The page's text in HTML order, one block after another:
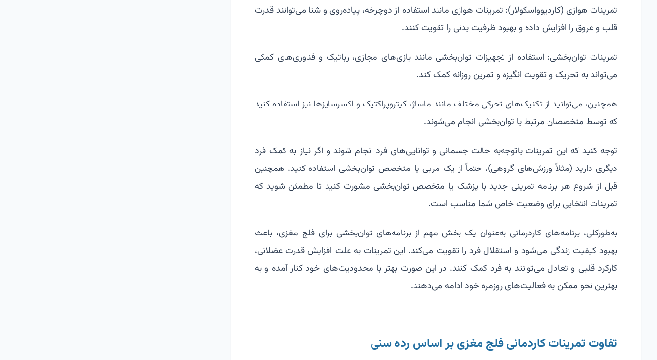
تمرینات هوازی (کاردیوواسکولار): تمرینات هوازی مانند استفاده از دوچرخه، پیاده‌روی و شنا می‌توانند قدرت
قلب و عروق را افزایش داده و بهبود ظرفیت بدنی را تقویت کنند.
تمرینات توان‌بخشی: استفاده از تجهیزات توان‌بخشی مانند بازی‌های مجازی، رباتیک و فناوری‌های کمکی
می‌تواند به تحریک و تقویت انگیزه و تمرین روزانه کمک کند.
همچنین، می‌توانید از تکنیک‌های تحرکی مختلف مانند ماساژ، کیتروپراکتیک و اکسرسایزها نیز استفاده کنید
که توسط متخصصان مرتبط با توان‌بخشی انجام می‌شوند.
توجه کنید که این تمرینات باتوجه‌به حالت جسمانی و توانایی‌های فرد انجام شوند و اگر نیاز به کمک فرد
دیگری دارید (مثلاً ورزش‌های گروهی)، حتماً از یک مربی یا متخصص توان‌بخشی استفاده کنید. همچنین
قبل از شروع هر برنامه تمرینی جدید با پزشک یا متخصص توان‌بخشی مشورت کنید تا مطمئن شوید که
تمرینات انتخابی برای وضعیت خاص شما مناسب است.
به‌طورکلی، برنامه‌های کاردرمانی به‌عنوان یک بخش مهم از برنامه‌های توان‌بخشی برای فلج مغزی، باعث
بهبود کیفیت زندگی می‌شود و استقلال فرد را تقویت می‌کند. این تمرینات به علت افزایش قدرت عضلانی،
کارکرد قلبی و تعادل می‌توانند به فرد کمک کنند. در این صورت بهتر با محدودیت‌های خود کنار آمده و به
بهترین نحو ممکن به فعالیت‌های روزمره خود ادامه می‌دهند.
تفاوت تمرینات کاردمانی فلج مغزی بر اساس رده سنی